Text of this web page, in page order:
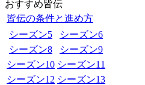
おすすめ皆伝
皆伝の条件と進め方
シーズン5
シーズン6
シーズン8
シーズン9
シーズン10 シーズン11
シーズン12 シーズン13